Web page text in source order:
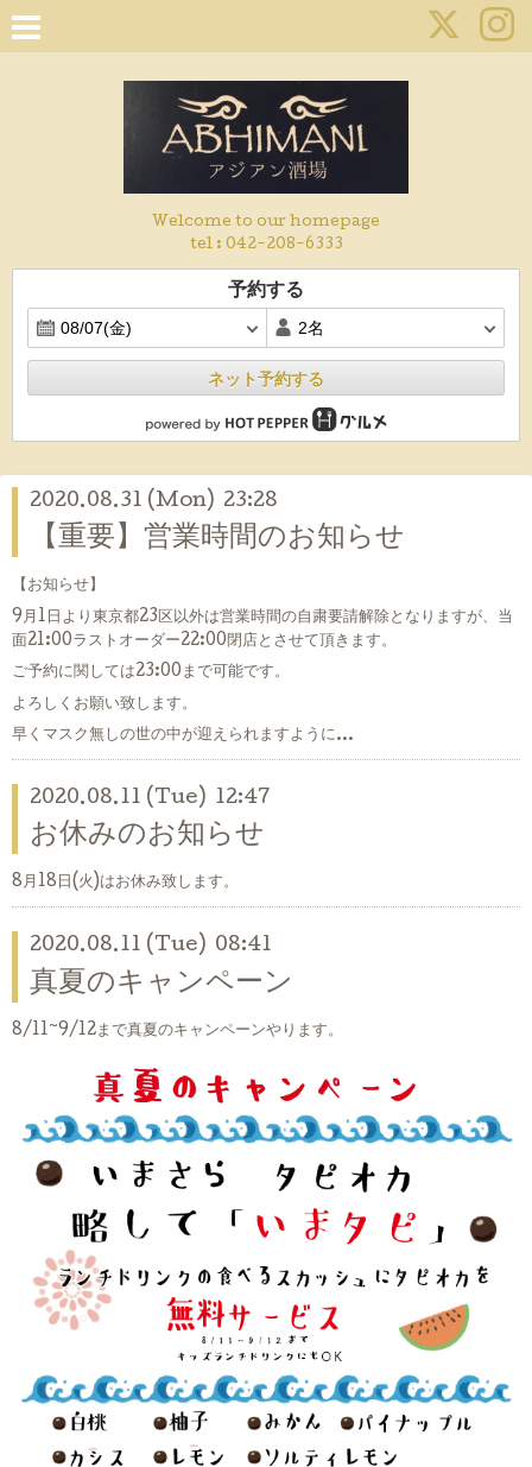
Welcome to our homepage
tel : 042-208-6333
予約する
ネット予約する
2020.08.31 (Mon) 23:28
【重要】営業時間のお知らせ
【お知らせ】
9月1日より東京都23区以外は営業時間の自粛要請解除となりますが、当
面21:00ラストオーダー22:00閉店とさせて頂きます。
ご予約に関しては23:00まで可能です。
よろしくお願い致します。
早くマスク無しの世の中が迎えられますように…
2020.08.11 (Tue) 12:47
お休みのお知らせ
8月18日(火)はお休み致します。
2020.08.11 (Tue) 08:41
真夏のキャンペーン
8/11~9/12まで真夏のキャンペーンやります。